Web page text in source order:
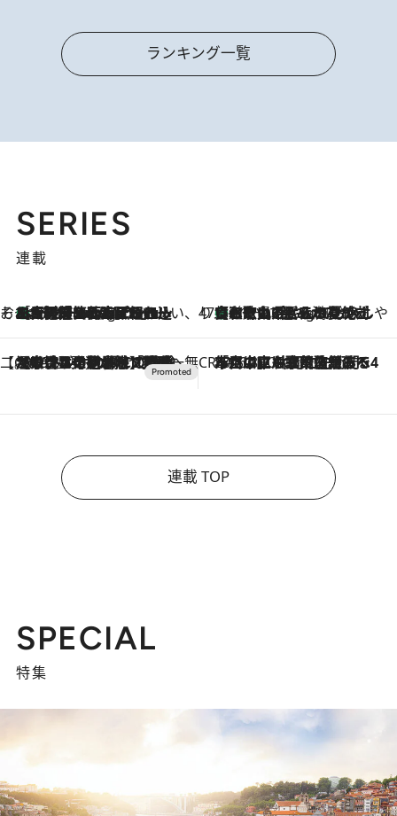
ランキング一覧
SERIES
連載
そおだよおこの関西おいしい、おやつ紀行11 Hours Ago
［大阪府箕面市］一皿一皿目の前で仕上げられる、料理を巧みに組み込んだアシェットデセールコース「ミチル アシェット デセール（Michiru assiette dessert）」 47都道府県の手みやげ ひんやりスイーツで夏を満喫
11 Hours Ago
【和歌山県】この夏絶対食べたい 冷やしておいしいおやつ3選 みかんがごろっと丸ごと入ったジュレ
【CREA×星野リゾート】唯一無二。癒しと発見が待つ場所へ
2026.8.7
【トンボの足水浴】ヒノキの香りに包まれて涼感マックス！約13℃の湧水かけ流しを避暑地「星野温泉 トンボの湯」で体験 CREA'S CHOICE
2026.8.7
「立川にも歌舞伎があるんだよ」 片岡仁左衛門・市川中車ら豪華座組みで4年目の立川立飛歌舞伎へ
連載 TOP
SPECIAL
特集